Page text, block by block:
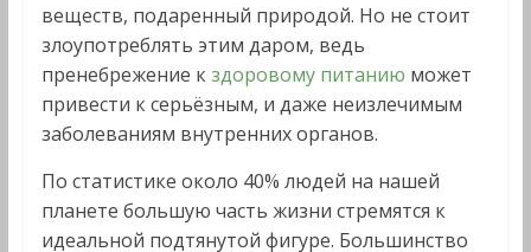
веществ, подаренный природой. Но не стоит
злоупотреблять этим даром, ведь
пренебрежение кздоровому питанию может
привести к серьёзным, и даже неизлечимым
заболеваниям внутренних органов.
По статистике около 40% людей на нашей
планете большую часть жизни стремятся к
идеальной подтянутой фигуре. Большинство